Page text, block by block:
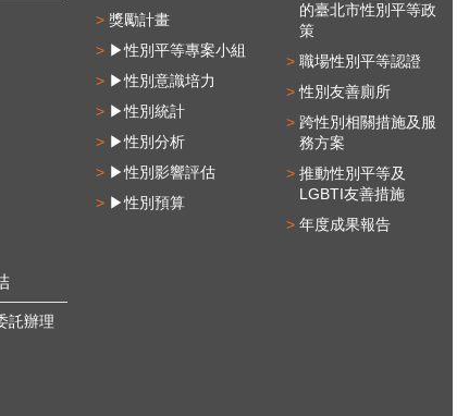
獎勵計畫
▶性別平等專案小組
▶性別意識培力
▶性別統計
▶性別分析
▶性別影響評估
▶性別預算
的臺北市性別平等政
策
職場性別平等認證
性別友善廁所
跨性別相關措施及服
務方案
推動性別平等及
LGBTI友善措施
年度成果報告
託辦理